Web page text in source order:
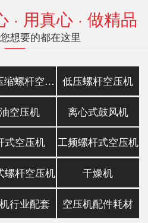
· 用真心 · 做精品
想要的都在这里
两级压缩螺杆空压机 低压螺杆空压机
空压机 离心式鼓风机
式空压机 工频螺杆式空压机
螺杆空压机 干燥机
行业配套 空压机配件耗材